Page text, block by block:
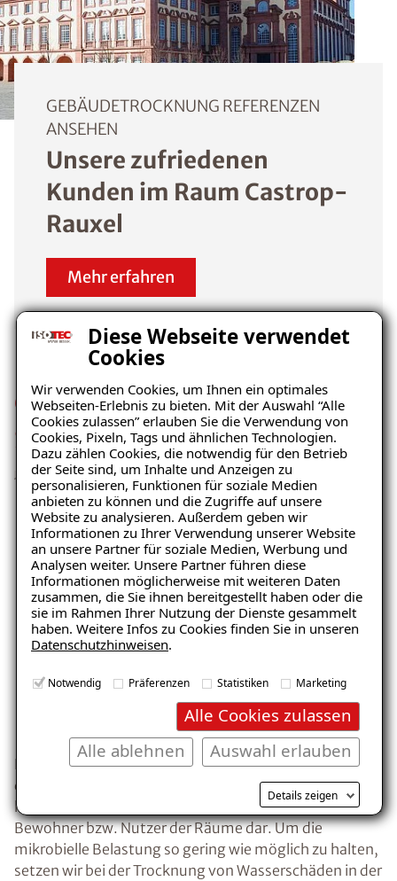
Diese Webseite verwendet
Cookies
Wir verwenden Cookies, um Ihnen ein optimales
Webseiten-Erlebnis zu bieten. Mit der Auswahl “Alle
Cookies zulassen” erlauben Sie die Verwendung von
Cookies, Pixeln, Tags und ähnlichen Technologien.
Dazu zählen Cookies, die notwendig für den Betrieb
der Seite sind, um Inhalte und Anzeigen zu
personalisieren, Funktionen für soziale Medien
anbieten zu können und die Zugriffe auf unsere
Website zu analysieren. Außerdem geben wir
Informationen zu Ihrer Verwendung unserer Website
an unsere Partner für soziale Medien, Werbung und
Analysen weiter. Unsere Partner führen diese
Informationen möglicherweise mit weiteren Daten
zusammen, die Sie ihnen bereitgestellt haben oder die
sie im Rahmen Ihrer Nutzung der Dienste gesammelt
haben. Weitere Infos zu Cookies finden Sie in unseren
Datenschutzhinweisen.
Notwendig Präferenzen Statistiken Marketing
Alle Cookies zulassen
Auswahl erlauben
Alle ablehnen
Details zeigen
GEBÄUDETROCKNUNG REFERENZEN
ANSEHEN
Unsere zufriedenen
Kunden im Raum Castrop-
Rauxel
Mehr erfahren
Gebäudetrocknung über das
Saugverfahren
Bereits nach 10 bis 14 Tagen können sich in der
durchfeuchteten Dämmung Schimmelpilze gebildet
haben. Diese stellen eine gesundheitliche Gefahr für die
Bewohner bzw. Nutzer der Räume dar. Um die
mikrobielle Belastung so gering wie möglich zu halten,
setzen wir bei der Trocknung von Wasserschäden in der
Ratgeber „Sofort-Tipps gegen
Feuchtigkeit“
– jetzt kostenlos
herunterladen!
E-Mail eingeben
Kostenlosen Ratgeber anfordern
Voraussetzung für den Erhalt des kostenfreien
Ratgebers ist die Anmeldung zu unserem Newsletter.